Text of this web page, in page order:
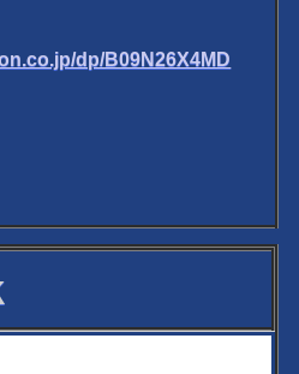
dp/B09N26X4MD